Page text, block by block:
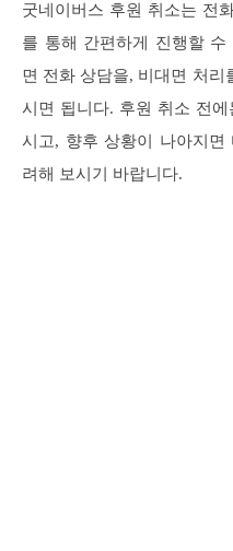
굿네이버스 후원 취소는 전
를 통해 간편하게 진행할
면 전화 상담을, 비대면 처
시면 됩니다. 후원 취소 전
시고, 향후 상황이 나아지면
려해 보시기 바랍니다.